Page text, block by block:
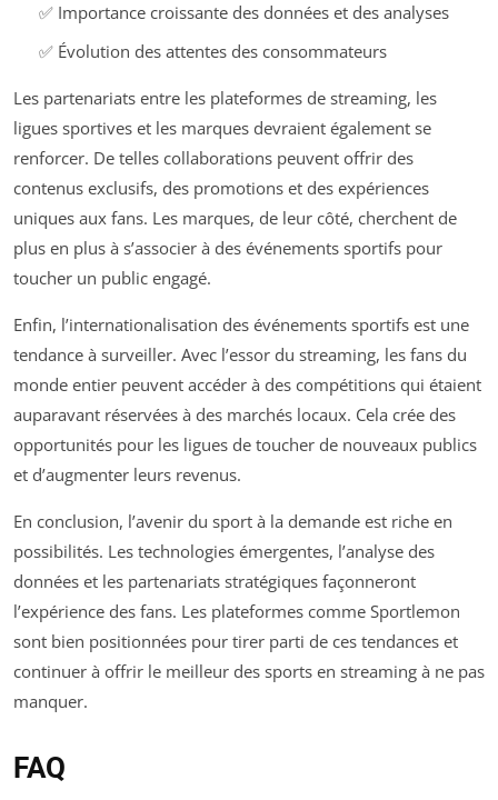
✅ Importance croissante des données et des analyses
✅ Évolution des attentes des consommateurs
Les partenariats entre les plateformes de streaming, les
ligues sportives et les marques devraient également se
renforcer. De telles collaborations peuvent offrir des
contenus exclusifs, des promotions et des expériences
uniques aux fans. Les marques, de leur côté, cherchent de
plus en plus à s’associer à des événements sportifs pour
toucher un public engagé.
Enfin, l’internationalisation des événements sportifs est une
tendance à surveiller. Avec l’essor du streaming, les fans du
monde entier peuvent accéder à des compétitions qui étaient
auparavant réservées à des marchés locaux. Cela crée des
opportunités pour les ligues de toucher de nouveaux publics
et d’augmenter leurs revenus.
En conclusion, l’avenir du sport à la demande est riche en
possibilités. Les technologies émergentes, l’analyse des
données et les partenariats stratégiques façonneront
l’expérience des fans. Les plateformes comme Sportlemon
sont bien positionnées pour tirer parti de ces tendances et
continuer à offrir le meilleur des sports en streaming à ne pas
manquer.
FAQ